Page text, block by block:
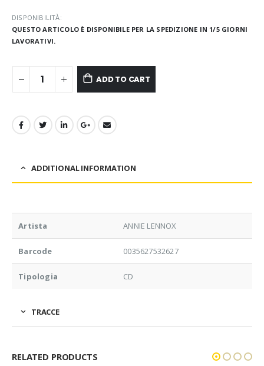
DISPONIBILITÀ:
QUESTO ARTICOLO È DISPONIBILE PER LA SPEDIZIONE IN 1/5 GIORNI
LAVORATIVI.
ADD TO CART
ADDITIONAL INFORMATION
Artista ANNIE LENNOX
Barcode 0035627532627
Tipologia CD
TRACCE
RELATED PRODUCTS